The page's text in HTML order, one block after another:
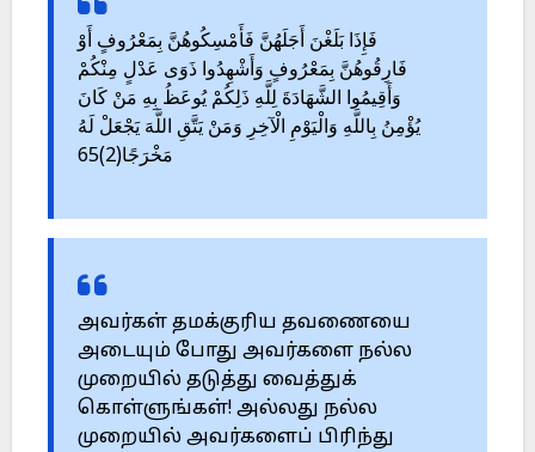
فَإِذَا بَلَغْنَ أَجَلَهُنَّ فَأَمْسِكُوهُنَّ بِمَعْرُوفٍ أَوْ
فَارِقُوهُنَّ بِمَعْرُوفٍ وَأَشْهِدُوا ذَوَى عَدْلٍ مِنْكُمْ
وَأَقِيمُوا الشَّهَادَةَ لِلَّهِ ذَلِكُمْ يُوعَظُ بِهِ مَنْ كَانَ
يُؤْمِنُ بِاللَّهِ وَالْيَوْمِ الْآخِرِ وَمَنْ يَتَّقِ اللَّهَ يَجْعَلْ لَهُ
مَخْرَجًا(2)65
அவர்கள் தமக்குரிய தவணையை
அடையும் போது அவர்களை நல்ல
முறையில் தடுத்து வைத்துக்
கொள்ளுங்கள்! அல்லது நல்ல
முறையில் அவர்களைப் பிரிந்து